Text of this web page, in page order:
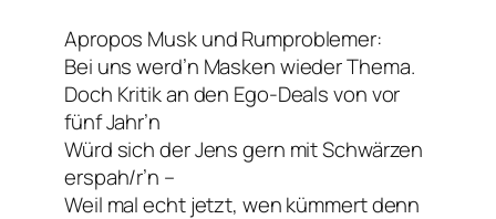
Apropos Musk und Rumproblemer:
Bei uns werd’n Masken wieder Thema.
Doch Kritik an den Ego-Deals von vor
fünf Jahr’n
Würd sich der Jens gern mit Schwärzen
erspah/r’n –
Weil mal echt jetzt, wen kümmert denn